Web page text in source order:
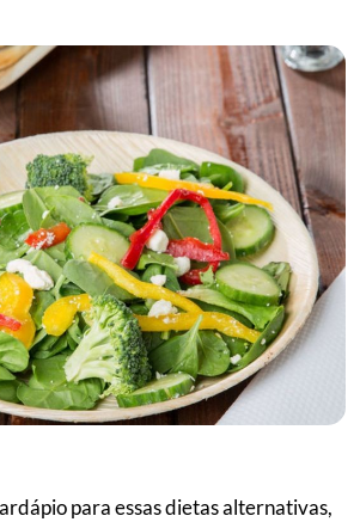
para essas dietas alternativas,